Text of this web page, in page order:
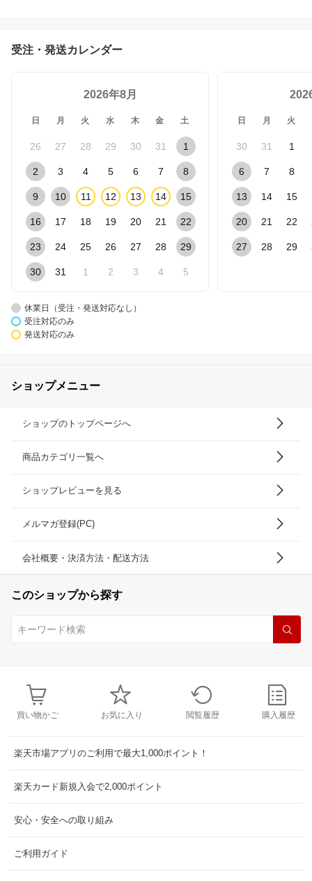
受注・発送カレンダー
2026年8月
日 月 火 水 木 金 土
26 27 28 29 30 31 1
2 3 4 5 6 7 8
9 10 11 12 13 14 15
16 17 18 19 20 21 22
23 24 25 26 27 28 29
30 31 1 2 3 4 5
日 月 火
30 31 1
6 7 8
13 14 15
20 21 22
27 28 29
休業日（受注・発送対応なし）
受注対応のみ
発送対応のみ
ショップメニュー
ショップのトップページへ
商品カテゴリ一覧へ
ショップレビューを見る
メルマガ登録(PC)
会社概要・決済方法・配送方法
このショップから探す
買い物かご お気に入り 閲覧履歴 購入履歴
楽天市場アプリのご利用で最大1,000ポイント！
楽天カード新規入会で2,000ポイント
安心・安全への取り組み
ご利用ガイド